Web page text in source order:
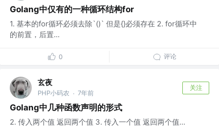
Golang中仅有的一种循环结构for
1. 基本的for循环必须去除`()` 但是{}必须存在 2. for循环中
的前置，后置...
0 评论
玄夜
PHP小码农 · 7年前
关注
Golang中几种函数声明的形式
2. 传入两个值 返回两个值 3. 传入一个值 返回两个值...